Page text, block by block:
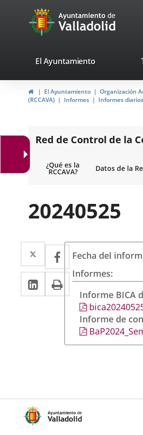
Portal
Web
Ayuntamiento
de
Valladolid
valladolid.es
El Ayuntamiento
InicioEl Ayuntamiento Organización
(RCCAVA)
Informes Informes
Red de Control de la
¿Qué es la
RCCAVA? Datos de la
20240525
Twitter
Enlace
a
una
aplicación
externa.
Facebook
Enlace
a
una
aplicación
externa.
LinkedIn
Enlace
a
aplicación
externa.
Imprimir
Fecha del
Informes
Informe BICA
Informe de